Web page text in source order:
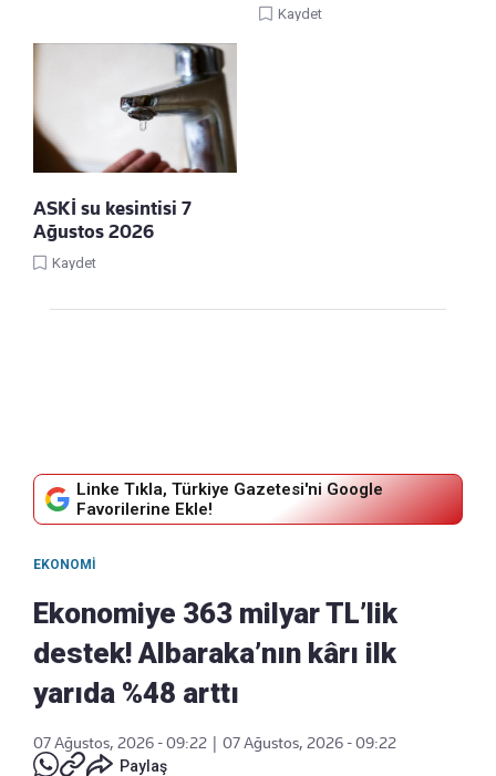
Kaydet
ASKİ su kesintisi 7
Ağustos 2026
Kaydet
Linke Tıkla, Türkiye Gazetesi'ni Google
Favorilerine Ekle!
EKONOMI
Ekonomiye 363 milyar TL’lik
destek! Albaraka’nın kârı ilk
yarıda %48 arttı
07 Ağustos, 2026 - 09:22 | 07 Ağustos, 2026 - 09:22
Paylaş